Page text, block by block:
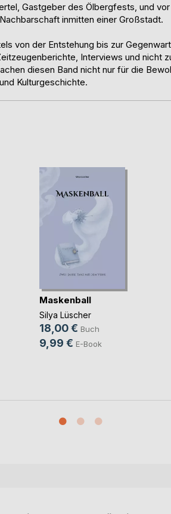
Gastgeber des Ölbergfests, und vor
inmitten einer Großstadt.
von der Entstehung bis zur
Interviews und nicht
diesen Band nicht nur für die
Kulturgeschichte.
Maskenball
Silya Lüscher
18,00 € Buch
9,99 € E-Book